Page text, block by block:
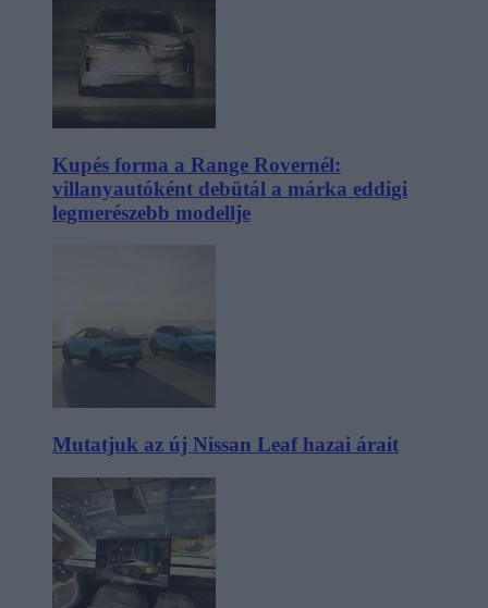
Kupés forma a Range Rovernél:
villanyautóként debütál a márka eddigi
legmerészebb modellje
Mutatjuk az új Nissan Leaf hazai árait